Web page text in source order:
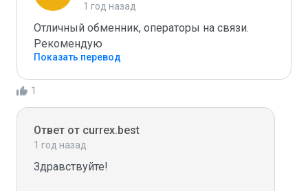
1 год назад
Отличный обменник, операторы на связи.
Рекомендую
Показать перевод
1
Ответ от currex.best
1 год назад
Здравствуйте!